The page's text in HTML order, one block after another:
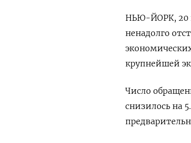
НЬЮ-ЙОРК, 20
ненадолго
крупнейшей
Число
снизилось на